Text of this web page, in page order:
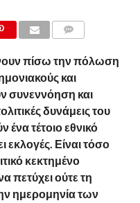
πίσω την πόλωση
και
συνεννόηση και
δυνάμεις του
τέτοιο εθνικό
εκλογές. Είναι τόσο
κεκτημένο
πετύχει ούτε τη
ημερομηνία των